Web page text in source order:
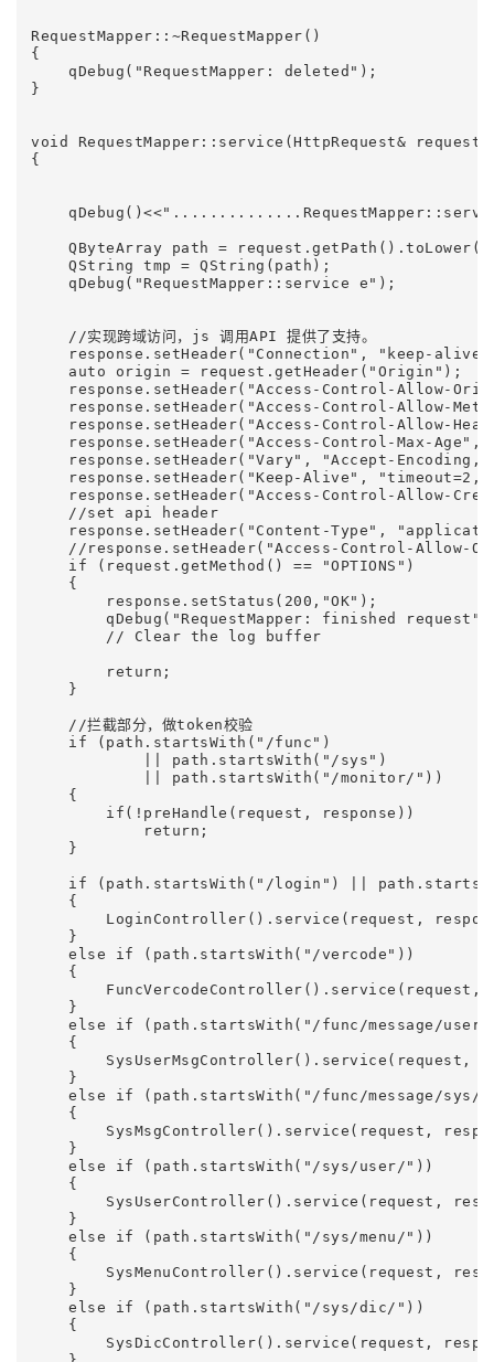
RequestMapper::~RequestMapper()
{
    qDebug("RequestMapper: deleted");
}
void RequestMapper::service(HttpRequest& request,
{
QByteArray path =
    QString tmp = QString(path);
    qDebug("RequestMapper::service e");
    //实现跨域访问，js 调用API 提供了支持。
response.setHeader("Connection", "keep-
    auto origin = request.getHeader("Origin");
response.setHeader("Access-Control-Allow-
response.setHeader("Access-Control-Allow-
response.setHeader("Access-Control-Allow-
response.setHeader("Access-Control-Max-Age",
response.setHeader("Vary", "Accept-
response.setHeader("Keep-Alive",
response.setHeader("Access-Control-Allow-
    //set api header
response.setHeader("Content-Type",
//response.setHeader("Access-Control-Allow-
    if (request.getMethod() == "OPTIONS")
    {
        response.setStatus(200,"OK");
qDebug("RequestMapper: finished
        // Clear the log buffer
        return;
    }
    //拦截部分，做token校验
    if (path.startsWith("/func")
            || path.startsWith("/sys")
            || path.startsWith("/monitor/"))
    {
        if(!preHandle(request, response))
            return;
    }
if (path.startsWith("/login") ||
    {
LoginController().service(request,
    }
    else if (path.startsWith("/vercode"))
    {
FuncVercodeController().service(request,
    }
else if (path.startsWith("/func/message/user/
    {
SysUserMsgController().service(request,
    }
else if (path.startsWith("/func/message/sys/
    {
SysMsgController().service(request,
    }
    else if (path.startsWith("/sys/user/"))
    {
SysUserController().service(request,
    }
    else if (path.startsWith("/sys/menu/"))
    {
SysMenuController().service(request,
    }
    else if (path.startsWith("/sys/dic/"))
    {
SysDicController().service(request,